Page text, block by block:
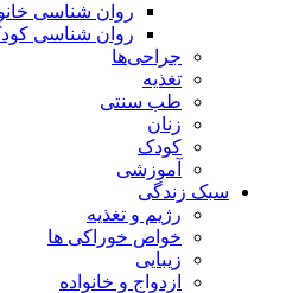
روان شناسی
روان شناسی
جراحی‌ها
تغذیه
طب سنتی
زنان
کودک
آموزشی
سبک زندگی
رژیم و تغذیه
خواص خوراکی ها
زیبایی
ازدواج و خانواده